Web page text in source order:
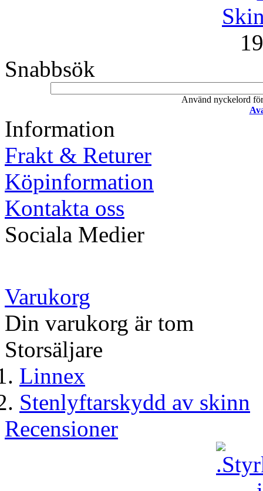
Snabbsök
Använd nyckelord
Information
Frakt & Returer
Köpinformation
Kontakta oss
Sociala Medier
Varukorg
Din varukorg är tom
Storsäljare
Linnex
Stenlyftarskydd av skinn
Recensioner